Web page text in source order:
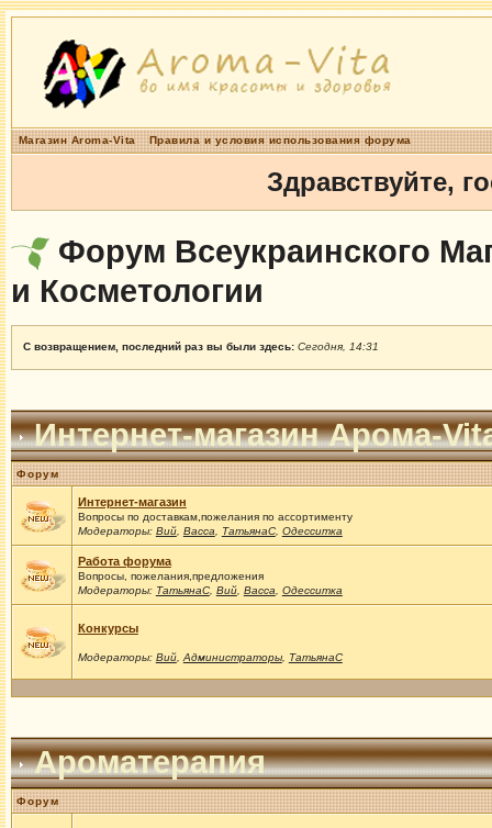
Магазин Aroma-Vita Правила и условия использования форума
Здравствуйте,
Форум Всеукраинского
и Косметологии
С возвращением, последний раз вы были здесь: Сегодня, 14:31
Интернет-магазин Арома-
Форум
Интернет-магазин
Вопросы по доставкам,пожелания по ассортименту
Модераторы: Вий, Васса ТатьянаС, Одесситка
Работа форума
Вопросы, пожелания,предложения
Модераторы: ТатьянаС, Вий, Васса Одесситка
Конкурсы
Модераторы: Вий, Администраторы, ТатьянаС
Ароматерапия
Форум